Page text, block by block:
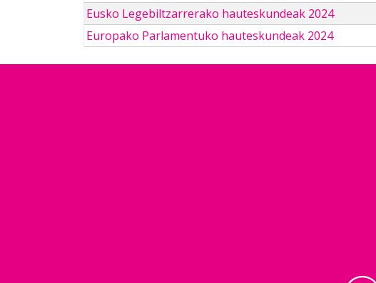
Eusko Legebiltzarrerako hauteskundeak 2024
Europako Parlamentuko hauteskundeak 2024